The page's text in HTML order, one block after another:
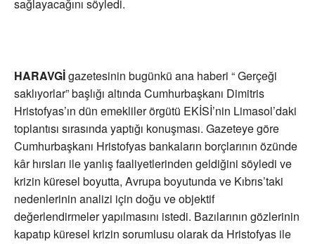
sağlayacağını söyledi.
HARAVGİgazetesinin bugünkü ana haberi “ Gerçeği
saklıyorlar” başlığı altında Cumhurbaşkanı Dimitris
Hristofyas’ın dün emekliler örgütü EKİSİ’nin Limasol’daki
toplantısı sırasında yaptığı konuşması. Gazeteye göre
Cumhurbaşkanı Hristofyas bankaların borçlarının özünde
kâr hırsları ile yanlış faaliyetlerinden geldiğini söyledi ve
krizin küresel boyutta, Avrupa boyutunda ve Kıbrıs’taki
nedenlerinin analizi için doğu ve objektif
değerlendirmeler yapılmasını istedi. Bazılarının gözlerinin
kapatıp küresel krizin sorumlusu olarak da Hristofyas ile